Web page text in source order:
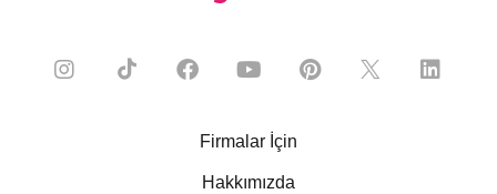
Firmalar İçin
Hakkımızda